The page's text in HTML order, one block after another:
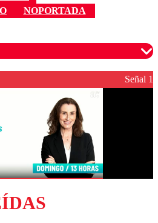
NOPORTADA
moderados para garantizar un
respetuoso.
Señal 1